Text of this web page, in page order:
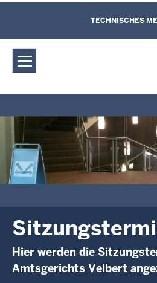
Amtsgericht Velbert:
Direkt zum Inhalt
Leichte Sprache,
und Kontaktformular
TECHNISCHES
Hier werden die
Amtsgerichts Velbert